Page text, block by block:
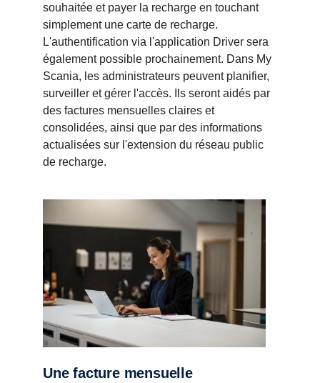
souhaitée et payer la recharge en touchant
simplement une carte de recharge.
L'authentification via l'application Driver sera
également possible prochainement. Dans My
Scania, les administrateurs peuvent planifier,
surveiller et gérer l'accès. Ils seront aidés par
des factures mensuelles claires et
consolidées, ainsi que par des informations
actualisées sur l'extension du réseau public
de recharge.
Une facture mensuelle